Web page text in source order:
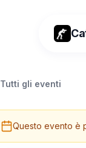
Tutti gli eventi
Questo evento è